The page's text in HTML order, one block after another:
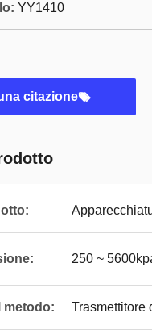
YY1410
citazione
250 ~
metodo: Trasmettitore